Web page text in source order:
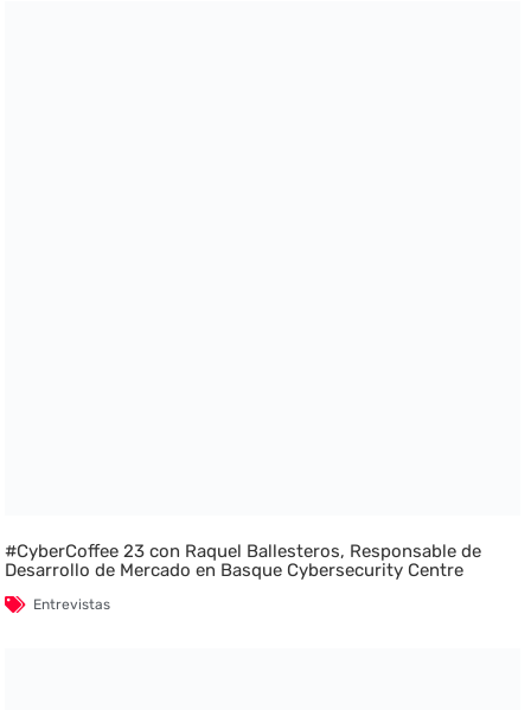
#CyberCoffee 23 con Raquel Ballesteros, Responsable de
Desarrollo de Mercado en Basque Cybersecurity Centre
Entrevistas